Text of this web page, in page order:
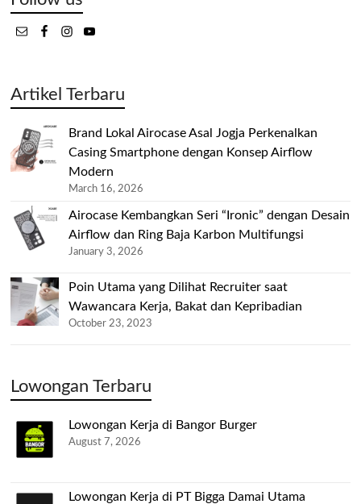
Artikel Terbaru
Brand Lokal Airocase Asal Jogja Perkenalkan
Casing Smartphone dengan Konsep Airflow
Modern
March 16, 2026
Airocase Kembangkan Seri “Ironic” dengan Desain
Airflow dan Ring Baja Karbon Multifungsi
January 3, 2026
Poin Utama yang Dilihat Recruiter saat
Wawancara Kerja, Bakat dan Kepribadian
October 23, 2023
Lowongan Terbaru
Lowongan Kerja di Bangor Burger
August 7, 2026
Lowongan Kerja di PT Bigga Damai Utama